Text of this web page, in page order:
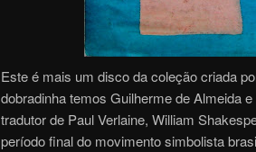
Este é mais um disco da coleção criada
dobradinha temos Guilherme de Almeida
tradutor de Paul Verlaine, William
período final do movimento simbolista